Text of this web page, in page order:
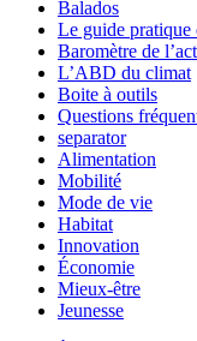
Balados
Le guide pratique
Baromètre de
L’ABD du climat
Boite à outils
Questions
separator
Alimentation
Mobilité
Mode de vie
Habitat
Innovation
Économie
Mieux-être
Jeunesse